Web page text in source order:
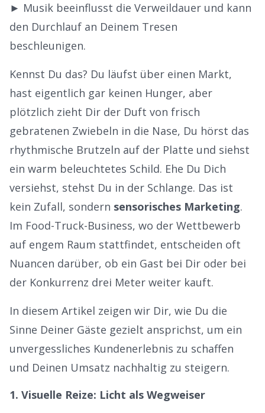
► Musik beeinflusst die Verweildauer und kann
den Durchlauf an Deinem Tresen
beschleunigen.
Kennst Du das? Du läufst über einen Markt,
hast eigentlich gar keinen Hunger, aber
plötzlich zieht Dir der Duft von frisch
gebratenen Zwiebeln in die Nase, Du hörst das
rhythmische Brutzeln auf der Platte und siehst
ein warm beleuchtetes Schild. Ehe Du Dich
versiehst, stehst Du in der Schlange. Das ist
kein Zufall, sondern sensorisches Marketing.
Im Food-Truck-Business, wo der Wettbewerb
auf engem Raum stattfindet, entscheiden oft
Nuancen darüber, ob ein Gast bei Dir oder bei
der Konkurrenz drei Meter weiter kauft.
In diesem Artikel zeigen wir Dir, wie Du die
Sinne Deiner Gäste gezielt ansprichst, um ein
unvergessliches Kundenerlebnis zu schaffen
und Deinen Umsatz nachhaltig zu steigern.
1. Visuelle Reize: Licht als Wegweiser